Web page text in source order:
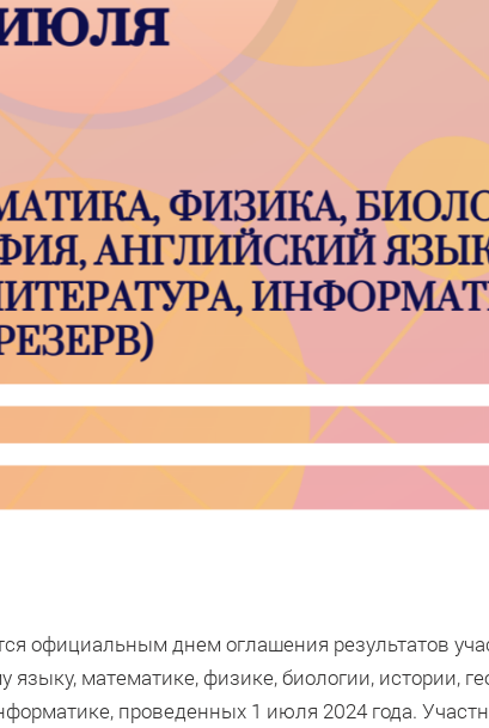
официальным днем оглашения результатов
математике, физике, биологии, истории,
проведенных 1 июля 2024 года.